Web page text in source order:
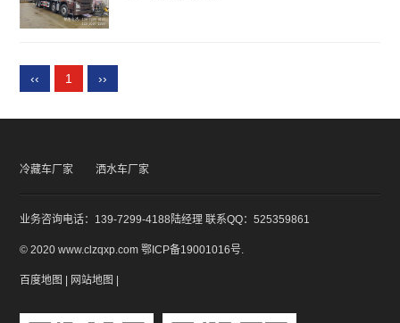
‹‹ 1 ››
冷藏车厂家 洒水车厂家
业务咨询电话：139-7299-4188陆经理 联系QQ：525359861
© 2020 www.clzqxp.com鄂ICP备19001016号.
百度地图 网站地图